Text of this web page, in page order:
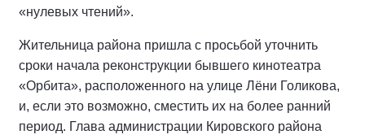
«нулевых чтений».
Жительница района пришла с просьбой уточнить
сроки начала реконструкции бывшего кинотеатра
«Орбита», расположенного на улице Лёни Голикова,
и, если это возможно, сместить их на более ранний
период. Глава администрации Кировского района